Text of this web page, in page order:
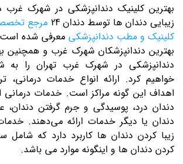
بهترین کلینیک دندانپزشکی در شهرک
زیبایی دندان ها توسط دندان 24
مرجع
کلینیک و مطب دندانپزشکی معرفی شده است.
بهترین دندانپزشکان شهرک غرب و همچنین
دندانپزشکی در شهرک غرب تهران را به
خواهیم کرد. ارائه انواع خدمات درمانی،
اهداف این گونه مراکز است. خدمات درمانی
دندان درد، پوسیدگی و جرم گرفتن دندان،
دندان یا دیگر خدمات ارائه می‌دهند.
زیبا کردن دندان ها کاربرد دارد که
کردن دندان ها و اینگونه موارد می باشد.